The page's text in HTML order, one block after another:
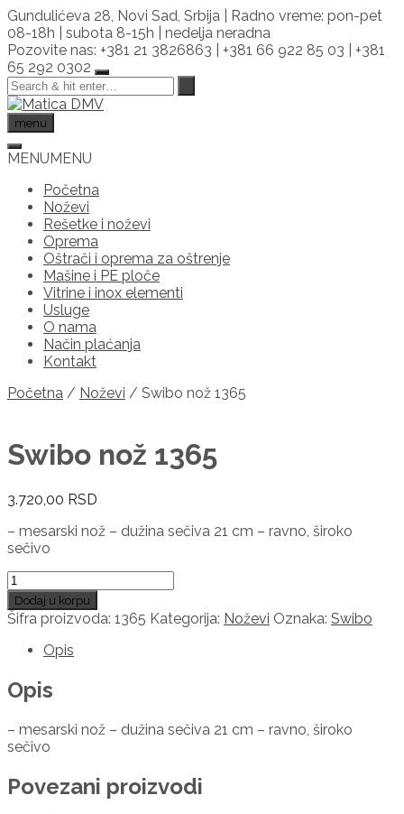
Skip
to
content
Gundulićeva 28, Novi Sad, Srbija | Radno vreme: pon-pet
08-18h | subota 8-15h | nedelja neradna
Pozovite nas: +381 21 3826863 | +381 66 922 85 03 | +381
65 292 0302
menu
MENUMENU
Početna
Noževi
Rešetke i noževi
Oprema
Oštrači i oprema za oštrenje
Mašine i PE ploče
Vitrine i inox elementi
Usluge
O nama
Način plaćanja
Kontakt
Početna / Noževi / Swibo nož 1365
Swibo nož 1365
3.720,00 RSD
– mesarski nož – dužina sečiva 21 cm – ravno, široko
sečivo
Swibo
nož
1365
količina
Dodaj u korpu
Šifra proizvoda: 1365 Kategorija: Noževi Oznaka: Swibo
Opis
Opis
– mesarski nož – dužina sečiva 21 cm – ravno, široko
sečivo
Povezani proizvodi